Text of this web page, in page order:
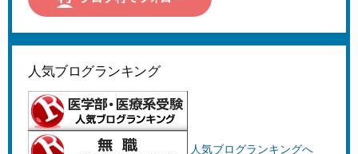
人気ブログランキング
人気ブログランキングへ